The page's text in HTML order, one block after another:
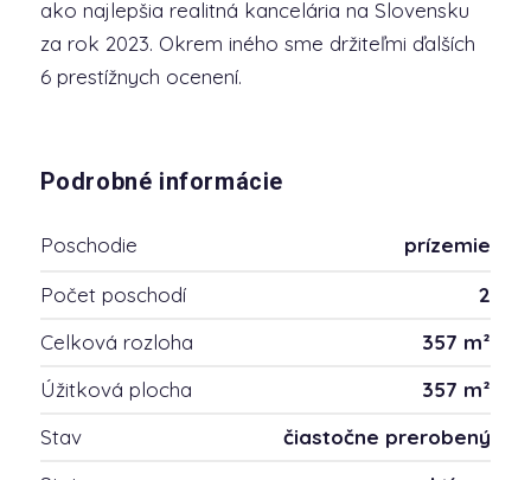
ako najlepšia realitná kancelária na Slovensku
za rok 2023. Okrem iného sme držiteľmi ďalších
6 prestížnych ocenení.
Podrobné informácie
Poschodie
prízemie
Počet poschodí
2
Celková rozloha
357 m²
Úžitková plocha
357 m²
Stav
čiastočne prerobený